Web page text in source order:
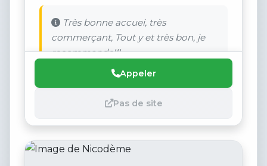
Très bonne accuei, très
commerçant, Tout y et très bon, je
recommande!!!
Appeler
Pas de site